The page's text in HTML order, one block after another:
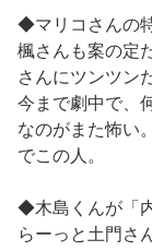
◆マリコさんの
楓さんも案の定
さんにツンツン
今まで劇中で、
なのがまた怖い
でこの人。
◆木島くんが「
らーっと土門さ